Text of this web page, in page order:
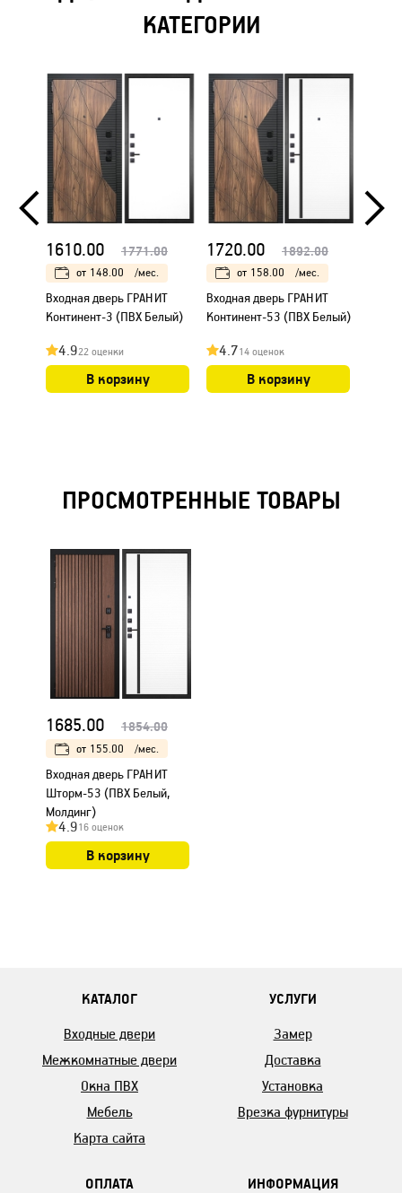
КАТЕГОРИИ
1610.00 1771.00
от 148.00 /мес.
Входная дверь ГРАНИТ
Континент-3 (ПВХ Белый)
4.922 оценки
В корзину
1720.00 1892.00
от 158.00 /мес.
Входная дверь ГРАНИТ
Континент-53 (ПВХ Белый)
4.714 оценок
В корзину
ПРОСМОТРЕННЫЕ ТОВАРЫ
1685.00 1854.00
от 155.00 /мес.
Входная дверь ГРАНИТ
Шторм-53 (ПВХ Белый,
Молдинг)
4.916 оценок
В корзину
КАТАЛОГ
Входные двери
Межкомнатные двери
Окна ПВХ
Мебель
Карта сайта
УСЛУГИ
Замер
Доставка
Установка
Врезка фурнитуры
ОПЛАТА ИНФОРМАЦИЯ